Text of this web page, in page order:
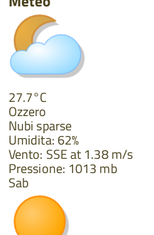
27.7°C
Ozzero
Nubi sparse
Umidita: 62%
Vento: SSE at 1.38 m/s
Pressione: 1013 mb
Sab